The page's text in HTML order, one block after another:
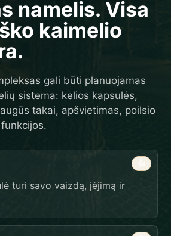
namelis. Visa
kaimelio
gali būti planuojamas
sistema: kelios kapsulės,
takai, apšvietimas, poilsio
turi savo vaizdą, įėjimą ir